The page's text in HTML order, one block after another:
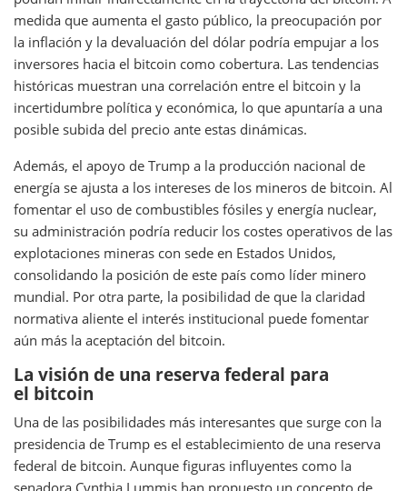
medida que aumenta el gasto público, la preocupación por
la inflación y la devaluación del dólar podría empujar a los
inversores hacia el bitcoin como cobertura. Las tendencias
históricas muestran una correlación entre el bitcoin y la
incertidumbre política y económica, lo que apuntaría a una
posible subida del precio ante estas dinámicas.
Además, el apoyo de Trump a la producción nacional de
energía se ajusta a los intereses de los mineros de bitcoin. Al
fomentar el uso de combustibles fósiles y energía nuclear,
su administración podría reducir los costes operativos de las
explotaciones mineras con sede en Estados Unidos,
consolidando la posición de este país como líder minero
mundial. Por otra parte, la posibilidad de que la claridad
normativa aliente el interés institucional puede fomentar
aún más la aceptación del bitcoin.
La visión de una reserva federal para
el bitcoin
Una de las posibilidades más interesantes que surge con la
presidencia de Trump es el establecimiento de una reserva
federal de bitcoin. Aunque figuras influyentes como la
senadora Cynthia Lummis han propuesto un concepto de